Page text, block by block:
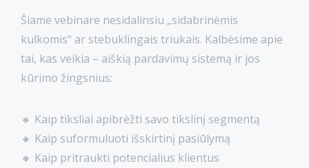
Šiame vebinare nesidalinsiu „sidabrinėmis
kulkomis“ ar stebuklingais triukais. Kalbėsime apie
tai, kas veikia – aiškią pardavimų sistemą ir jos
kūrimo žingsnius:
🔸 Kaip tiksliai apibrėžti savo tikslinį segmentą
🔸 Kaip suformuluoti išskirtinį pasiūlymą
🔸 Kaip pritraukti potencialius klientus